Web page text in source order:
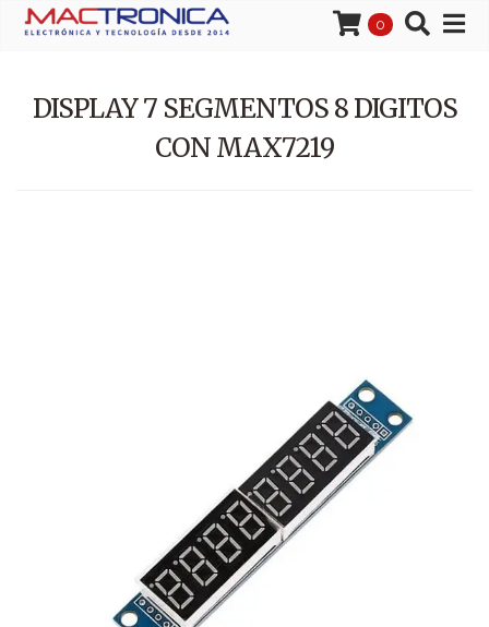
0
DISPLAY 7 SEGMENTOS 8 DIGITOS
CON MAX7219